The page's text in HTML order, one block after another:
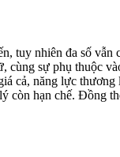
tuy nhiên đa số
sự phụ thuộc
cả, năng lực
còn hạn chế. Đồng